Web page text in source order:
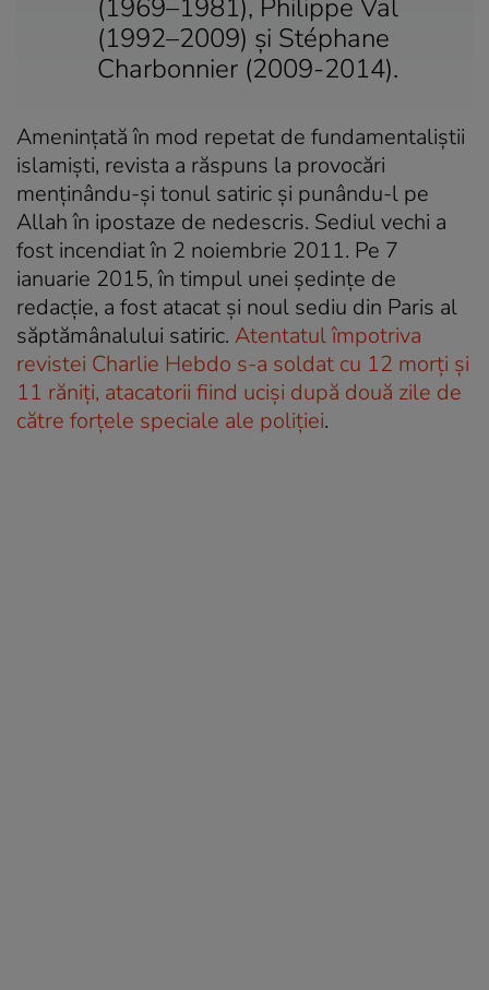
(1969–1981), Philippe Val
(1992–2009) și Stéphane
Charbonnier (2009-2014).
Amenințată în mod repetat de fundamentaliștii
islamiști, revista a răspuns la provocări
menținându-și tonul satiric și punându-l pe
Allah în ipostaze de nedescris. Sediul vechi a
fost incendiat în 2 noiembrie 2011. Pe 7
ianuarie 2015, în timpul unei ședințe de
redacție, a fost atacat și noul sediu din Paris al
săptămânalului satiric. Atentatul împotriva
revistei Charlie Hebdo s-a soldat cu 12 morți și
11 răniți, atacatorii fiind uciși după două zile de
către forțele speciale ale poliției.